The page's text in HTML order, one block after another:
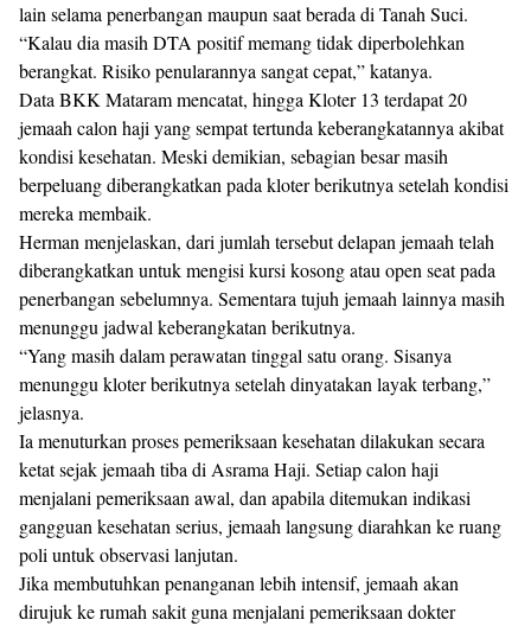
lain selama penerbangan maupun saat berada di Tanah Suci.
“Kalau dia masih DTA positif memang tidak diperbolehkan
berangkat. Risiko penularannya sangat cepat,” katanya.
Data BKK Mataram mencatat, hingga Kloter 13 terdapat 20
jemaah calon haji yang sempat tertunda keberangkatannya akibat
kondisi kesehatan. Meski demikian, sebagian besar masih
berpeluang diberangkatkan pada kloter berikutnya setelah kondisi
mereka membaik.
Herman menjelaskan, dari jumlah tersebut delapan jemaah telah
diberangkatkan untuk mengisi kursi kosong atau open seat pada
penerbangan sebelumnya. Sementara tujuh jemaah lainnya masih
menunggu jadwal keberangkatan berikutnya.
“Yang masih dalam perawatan tinggal satu orang. Sisanya
menunggu kloter berikutnya setelah dinyatakan layak terbang,”
jelasnya.
Ia menuturkan proses pemeriksaan kesehatan dilakukan secara
ketat sejak jemaah tiba di Asrama Haji. Setiap calon haji
menjalani pemeriksaan awal, dan apabila ditemukan indikasi
gangguan kesehatan serius, jemaah langsung diarahkan ke ruang
poli untuk observasi lanjutan.
Jika membutuhkan penanganan lebih intensif, jemaah akan
dirujuk ke rumah sakit guna menjalani pemeriksaan dokter